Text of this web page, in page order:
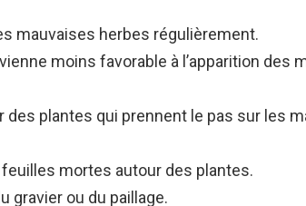
mauvaises herbes régulièrement.
moins favorable à l’apparition des
des plantes qui prennent le pas sur les
mortes autour des plantes.
gravier ou du paillage.